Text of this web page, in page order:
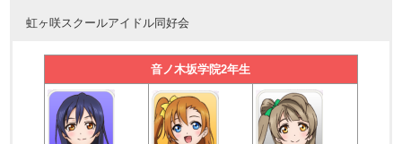
虹ヶ咲スクールアイドル同好会
音ノ木坂学院2年生